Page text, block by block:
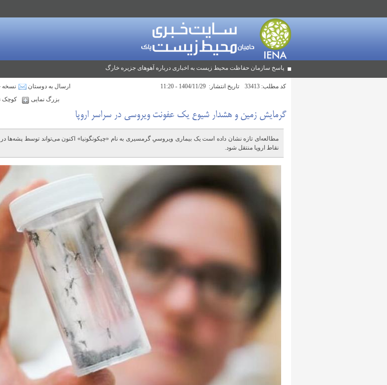
پاسخ سازمان حفاظت محیط زیست به اخباری درباره آهوهای جزیره خارگ
کد مطلب: تاریخ انتشار: نسخه
ارسال به دوستان
بزرگ نمایی
کوچک
گرمایش زمین و هشدار شیوع یک عفونت ویروسی در سراسر اروپا
مطالعه‌ای تازه نشان داده است یک بیماری ویروسیِ گرمسیری به نام «چیکونگونیا» اکنون می‌تواند توسط پشه‌ها در
نقاط اروپا منتقل شود.